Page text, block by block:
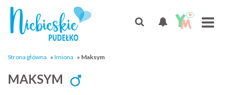
Strona główna » Imiona » Maksym
MAKSYM